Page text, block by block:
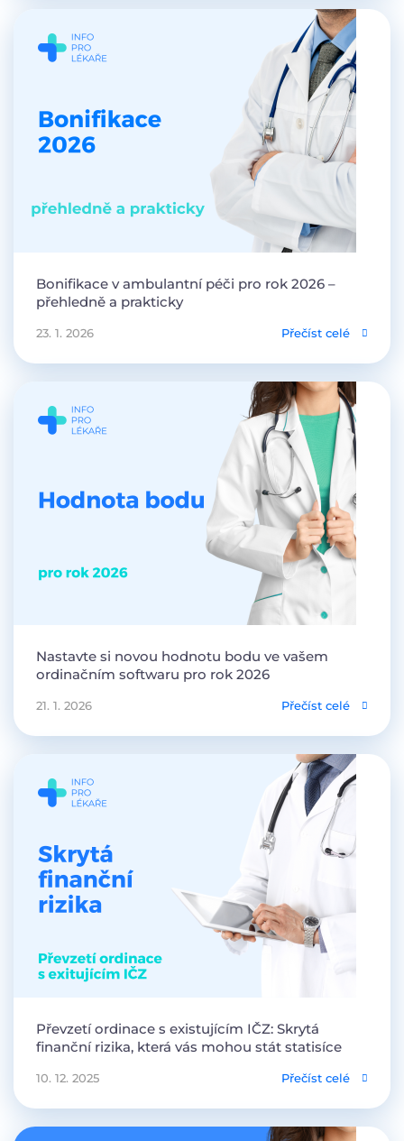
Bonifikace v ambulantní péči pro rok 2026 –
přehledně a prakticky
23. 1. 2026 Přečíst celé
Nastavte si novou hodnotu bodu ve vašem
ordinačním softwaru pro rok 2026
21. 1. 2026 Přečíst celé
Převzetí ordinace s existujícím IČZ: Skrytá
finanční rizika, která vás mohou stát statisíce
10. 12. 2025 Přečíst celé